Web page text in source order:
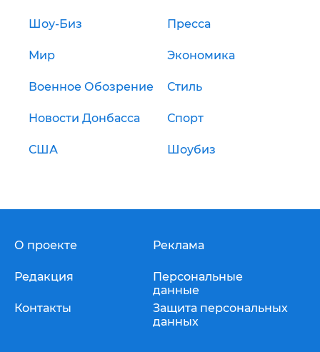
Шоу-Биз Пресса
Мир Экономика
Военное Обозрение Стиль
Новости Донбасса Спорт
США Шоубиз
О проекте
Редакция
Контакты
Реклама
Персональные
данные
Защита персональных
данных